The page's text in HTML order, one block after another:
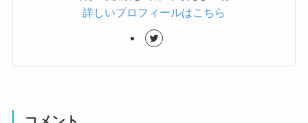
詳しいプロフィールはこちら